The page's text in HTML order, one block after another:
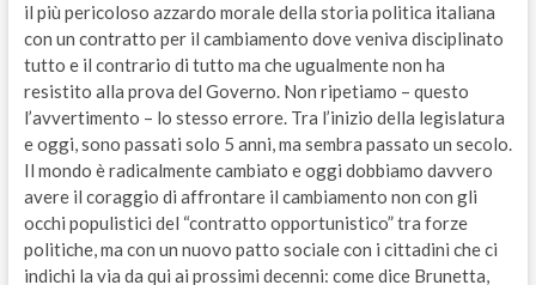
il più pericoloso azzardo morale della storia politica italiana
con un contratto per il cambiamento dove veniva disciplinato
tutto e il contrario di tutto ma che ugualmente non ha
resistito alla prova del Governo. Non ripetiamo – questo
l’avvertimento – lo stesso errore. Tra l’inizio della legislatura
e oggi, sono passati solo 5 anni, ma sembra passato un secolo.
Il mondo è radicalmente cambiato e oggi dobbiamo davvero
avere il coraggio di affrontare il cambiamento non con gli
occhi populistici del “contratto opportunistico” tra forze
politiche, ma con un nuovo patto sociale con i cittadini che ci
indichi la via da qui ai prossimi decenni: come dice Brunetta,